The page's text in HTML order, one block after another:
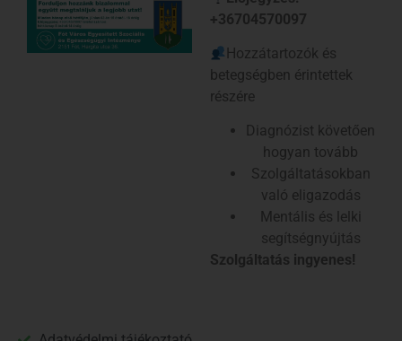
+36704570097
Hozzátartozók és
betegségben érintettek
részére
Diagnózist követően
hogyan tovább
Szolgáltatásokban
való eligazodás
Mentális és lelki
segítségnyújtás
Szolgáltatás ingyenes!